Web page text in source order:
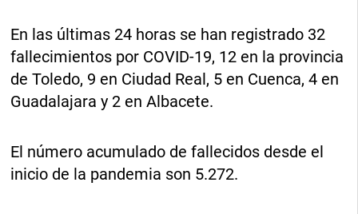
En las últimas 24 horas se han registrado 32
fallecimientos por COVID-19, 12 en la provincia
de Toledo, 9 en Ciudad Real, 5 en Cuenca, 4 en
Guadalajara y 2 en Albacete.
El número acumulado de fallecidos desde el
inicio de la pandemia son 5.272.